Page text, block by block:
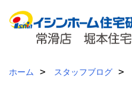
ホーム スタッフブログ